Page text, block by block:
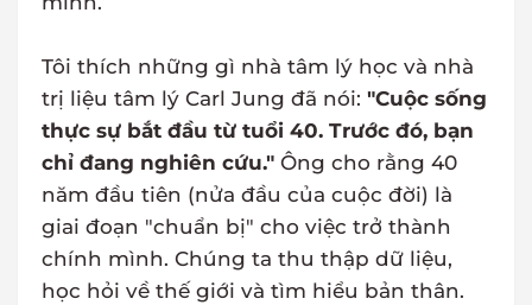
Tôi thích những gì nhà tâm lý học và nhà
trị liệu tâm lý Carl Jung đã nói: "Cuộc sống
thực sự bắt đầu từ tuổi 40. Trước đó, bạn
chỉ đang nghiên cứu." Ông cho rằng 40
năm đầu tiên (nửa đầu của cuộc đời) là
giai đoạn "chuẩn bị" cho việc trở thành
chính mình. Chúng ta thu thập dữ liệu,
học hỏi về thế giới và tìm hiểu bản thân.